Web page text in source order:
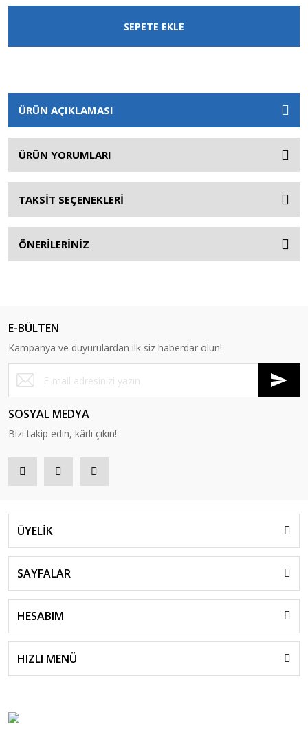
SEPETE EKLE
ÜRÜN AÇIKLAMASI
ÜRÜN YORUMLARI
TAKSİT SEÇENEKLERİ
ÖNERİLERİNİZ
E-BÜLTEN
Kampanya ve duyurulardan ilk siz haberdar olun!
SOSYAL MEDYA
Bizi takip edin, kârlı çıkın!
ÜYELİK
SAYFALAR
HESABIM
HIZLI MENÜ